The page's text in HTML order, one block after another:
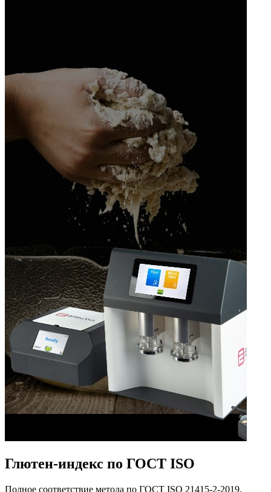
Глютен-индекс по ГОСТ ISO
Полное соответствие метода по ГОСТ ISO 21415-2-2019.